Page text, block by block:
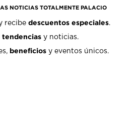
NOTICIAS TOTALMENTE PALACIO
recibedescuentos especiales.
tendencias y noticias.
beneficios y eventos únicos.